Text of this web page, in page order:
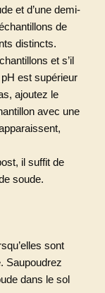
et d’une demi-
de
distincts.
et s’il
est supérieur
ajoutez le
avec une
il suffit de
soude.
sont
Saupoudrez
dans le sol